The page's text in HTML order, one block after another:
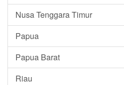
Nusa Tenggara Timur
Papua
Papua Barat
Riau